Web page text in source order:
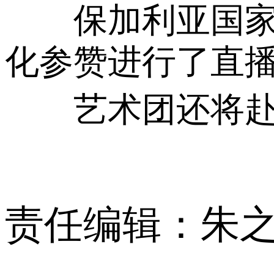
保加利亚国家
化参赞进行了直
艺术团还将赴
责任编辑：朱